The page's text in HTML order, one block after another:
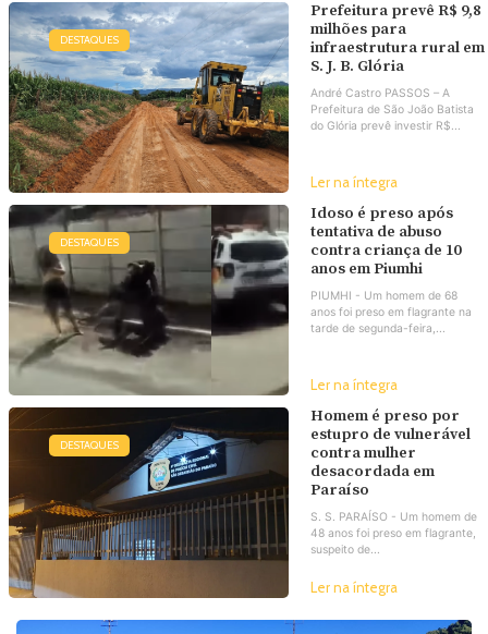
DESTAQUES
Prefeitura prevê R$ 9,8
milhões para
infraestrutura rural em
S. J. B. Glória
André Castro PASSOS – A
Prefeitura de São João Batista
do Glória prevê investir R$...
Ler na íntegra
DESTAQUES
Idoso é preso após
tentativa de abuso
contra criança de 10
anos em Piumhi
PIUMHI - Um homem de 68
anos foi preso em flagrante na
tarde de segunda-feira,...
Ler na íntegra
DESTAQUES
Homem é preso por
estupro de vulnerável
contra mulher
desacordada em
Paraíso
S. S. PARAÍSO - Um homem de
48 anos foi preso em flagrante,
suspeito de...
Ler na íntegra